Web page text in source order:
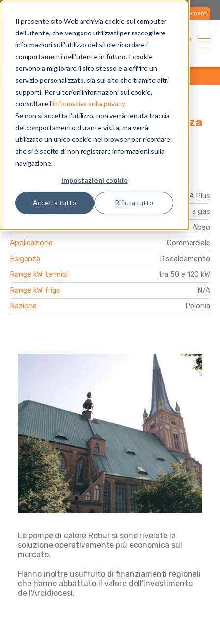
Il presente sito Web archivia cookie sul computer
dell'utente, che vengono utilizzati per raccogliere
informazioni sull'utilizzo del sito e ricordare i
comportamenti dell'utente in futuro. I cookie
servono a migliorare il sito stesso e a offrire un
servizio personalizzato, sia sul sito che tramite altri
supporti. Per ulteriori informazioni sui cookie,
consultare l'informativa sulla privacy
Se non si accetta l'utilizzo, non verrà tenuta traccia
del comportamento durante visita, ma verrà
utilizzato un unico cookie nel browser per ricordare
che si è scelto di non registrare informazioni sulla
navigazione.
Impostazioni cookie
Accetta tutto Rifiuta tutto
Documenti
Italiano
Riscaldamento ad alta efficienza
di una cattedrale
Cattedrale di Stettino
Prodotto
Pompa di calore GAHP A Plus
Gamma Prodotto
Pompe di calore a gas
Linea prodotto
Abso
Applicazione
Commerciale
Esigenza
Riscaldamento
Range kW termici
tra 50 e 120 kW
Range kW frigo
N/A
Nazione
Polonia
Le pompe di calore Robur si sono rivelate la
soluzione operativamente più economica sul
mercato.
Hanno inoltre usufruito di finanziamenti regionali
che hanno abbattuto il valore dell'investimento
dell'Arcidiocesi.